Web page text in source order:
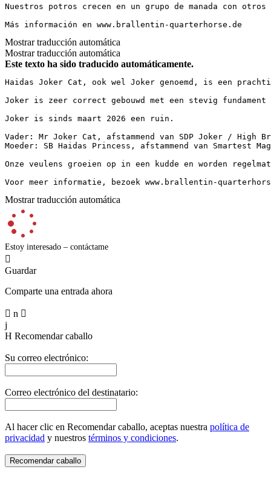
Nuestros potros crecen en un grupo de manada con
Más información en www.brallentin-quarterhorse.de
Mostrar traducción automática
Mostrar traducción automática
Este texto ha sido traducido automáticamente.
Haidas Joker Cat, ook wel Joker genoemd, is een
Joker is zeer correct gebouwd met een stevig
Joker is sinds maart 2026 een ruin.
Vader: Mr Joker Cat, afstammend van SDP Joker / High
Moeder: SB Haidas Princess, afstammend van Smartest
Onze veulens groeien op in een kudde en worden
Voor meer informatie, bezoek www.brallentin-
Mostrar traducción automática
Estoy interesado – contáctame

Guardar
Comparte una entrada ahora
 n 
j
H Recomendar caballo
Su correo electrónico:
Correo electrónico del destinatario:
Al hacer clic en Recomendar caballo, aceptas nuestra política de
privacidad y nuestros términos y condiciones.